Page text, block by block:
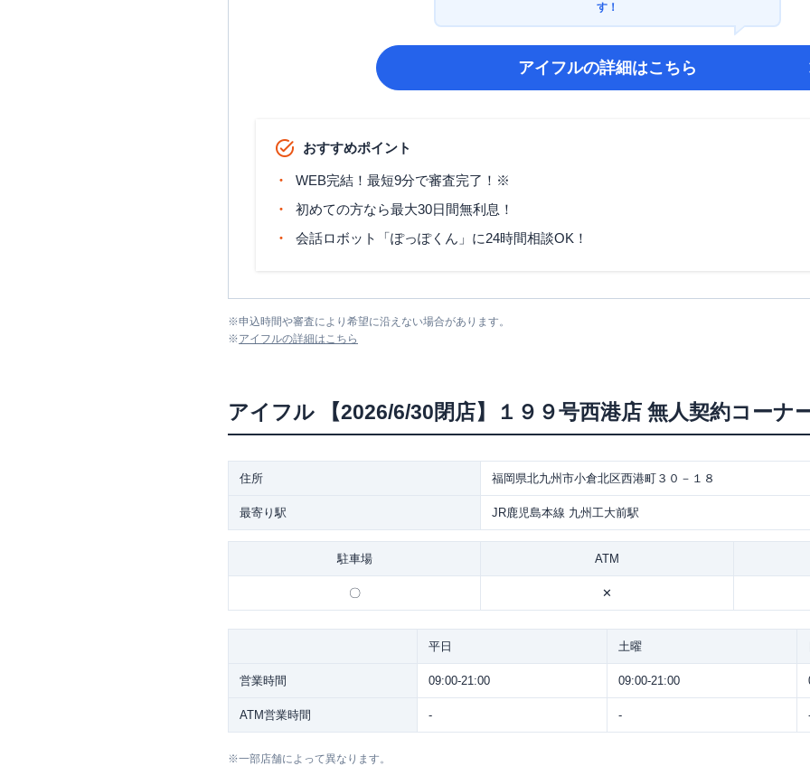
す！
アイフルの詳細はこちら
おすすめポイント
WEB完結！最短9分で審査完了！※
初めての方なら最大30日間無利息！
会話ロボット「ぽっぽくん」に24時間相談OK！
※申込時間や審査により希望に沿えない場合があります。
※アイフルの詳細はこちら
アイフル 【2026/6/30閉店】１９９号西港店 無人契約コーナ
住所 福岡県北九州市小倉北区西港町３０－１８
最寄り駅 JR鹿児島本線 九州工大前駅
駐車場 ATM
〇 ✕
平日 土曜
営業時間 09:00-21:00 09:00-21:00
ATM営業時間 - -
※一部店舗によって異なります。